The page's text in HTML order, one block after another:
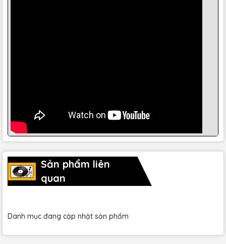
Tóm lại, Yamaha DHR10 700W 10-inch Powered
Sản phẩm liên
quan
Danh mục đang cập nhật sản phẩm